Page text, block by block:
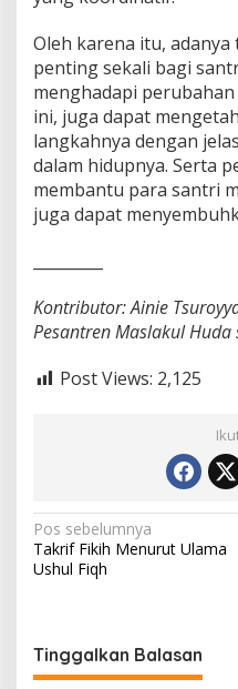
Oleh karena itu,
penting sekali bagi
menghadapi
ini, juga dapat
langkahnya dengan
dalam hidupnya. Serta
membantu para santri
juga dapat
Kontributor: Ainie
Pesantren Maslakul Huda
Post Views: 2,125
N
a
g
Pos sebelumnya
Takrif Fikih Menurut Ulama
Ushul Fiqh
Tinggalkan Balasan